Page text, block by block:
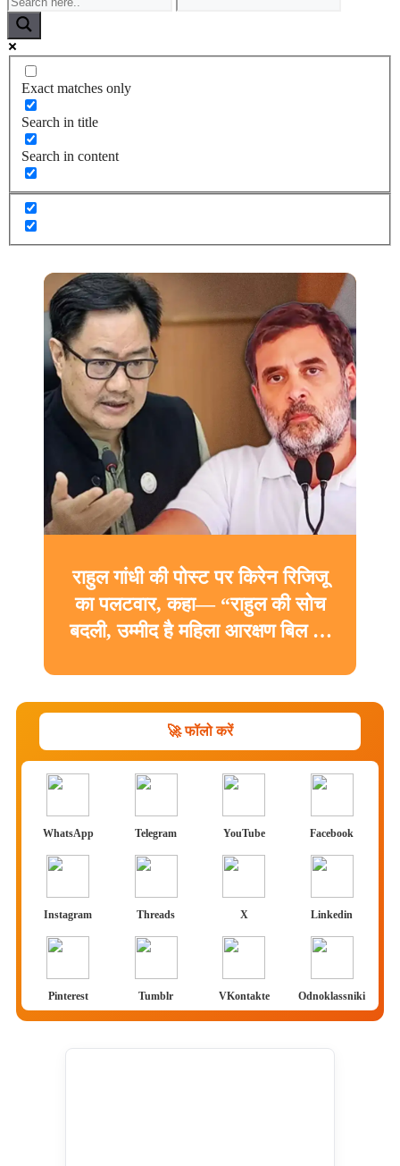
Exact matches only
Search in title
Search in content
राहुल गांधी की पोस्ट पर किरेन रिजिजू
का पलटवार, कहा— “राहुल की सोच
बदली, उम्मीद है महिला आरक्षण बिल का
🚀 फॉलो करें
WhatsApp Telegram YouTube Facebook
Instagram Threads X Linkedin
Pinterest Tumblr VKontakte Odnoklassniki